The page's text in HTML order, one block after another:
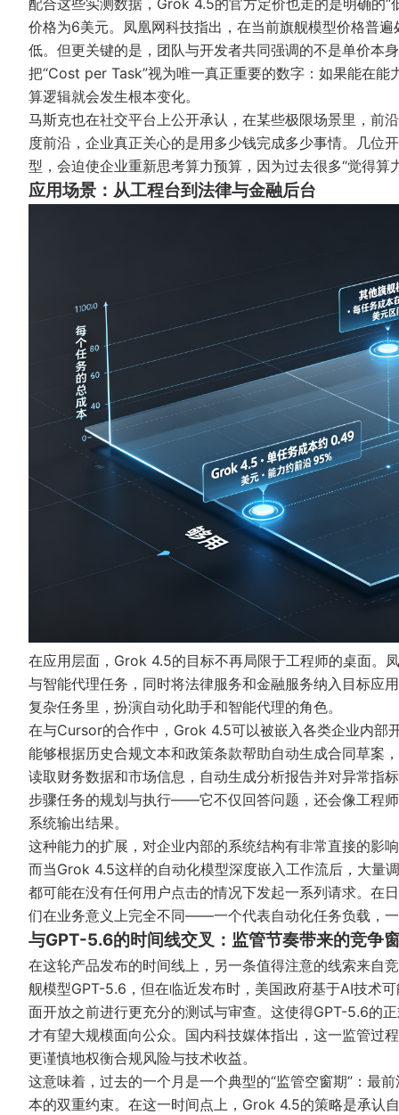
配合这些实测数据，Grok 4.5的官方定价也走的是明确的
价格为6美元。 凤凰网科技指出，在当前旗舰模型价格普
低。但更关键的是，团队与开发者共同强调的不是单价本
把“Cost per Task”视为唯一真正重要的数字：如果能在
算逻辑就会发生根本变化。
马斯克也在社交平台上公开承认，在某些极限场景里，前
度前沿，企业真正关心的是用多少钱完成多少事情。几位
型，会迫使企业重新思考算力预算，因为过去很多“觉得
应用场景：从工程台到法律与金融后台
在应用层面，Grok 4.5的目标不再局限于工程师的桌面。
与智能代理任务，同时将法律服务和金融服务纳入目标应
复杂任务里，扮演自动化助手和智能代理的角色。
在与Cursor的合作中，Grok 4.5可以被嵌入各类企业内部
能够根据历史合规文本和政策条款帮助自动生成合同草案
读取财务数据和市场信息，自动生成分析报告并对异常指
步骤任务的规划与执行——它不仅回答问题，还会像工程
系统输出结果。
这种能力的扩展，对企业内部的系统结构有非常直接的影
而当Grok 4.5这样的自动化模型深度嵌入工作流后，大量
都可能在没有任何用户点击的情况下发起一系列请求。在
们在业务意义上完全不同——一个代表自动化任务负载，
与GPT-5.6的时间线交叉：监管节奏带来的竞争
在这轮产品发布的时间线上，另一条值得注意的线索来自
舰模型GPT-5.6，但在临近发布时，美国政府基于AI技术
面开放之前进行更充分的测试与审查。这使得GPT-5.6的
才有望大规模面向公众。 国内科技媒体指出，这一监管过
更谨慎地权衡合规风险与技术收益。
这意味着，过去的一个月是一个典型的“监管空窗期”：最
本的双重约束。在这一时间点上，Grok 4.5的策略是承认